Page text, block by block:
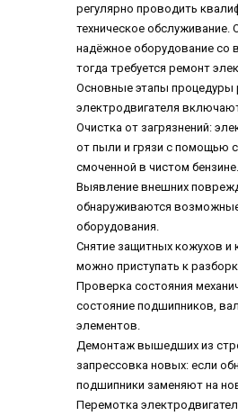
регулярно проводить
техническое
надёжное оборудование со
тогда требуется ремонт
Основные этапы процедуры
электродвигателя
Очистка от загрязнений:
от пыли и грязи с помощью
смоченной в чистом бензине.
Выявление внешних
обнаруживаются
оборудования.
Снятие защитных кожухов и
можно приступать к
Проверка состояния
состояние подшипников,
элементов.
Демонтаж вышедших из
запрессовка новых: если
подшипники заменяют на
Перемотка